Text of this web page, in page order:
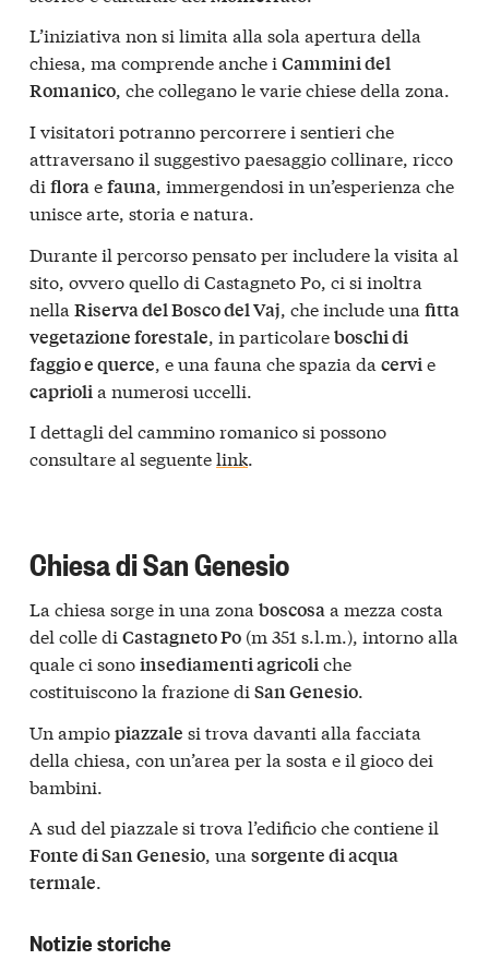
L’iniziativa non si limita alla sola apertura della
chiesa, ma comprende anche i Cammini del
Romanico, che collegano le varie chiese della zona.
I visitatori potranno percorrere i sentieri che
attraversano il suggestivo paesaggio collinare, ricco
di floraefauna, immergendosi in un’esperienza che
unisce arte, storia e natura.
Durante il percorso pensato per includere la visita al
sito, ovvero quello di Castagneto Po, ci si inoltra
nella Riserva del Bosco del Vaj, che include una fitta
vegetazione forestale, in particolareboschi di
faggio e querce, e una fauna che spazia da cervie
capriolia numerosi uccelli.
I dettagli del cammino romanico si possono
consultare al seguentelink.
Chiesa di San Genesio
La chiesa sorge in una zona boscosaa mezza costa
del colle di Castagneto Po (m 351 s.l.m.), intorno alla
quale ci sonoinsediamenti agricoliche
costituiscono la frazione di San Genesio.
Un ampiopiazzale si trova davanti alla facciata
della chiesa, con un’area per la sosta e il gioco dei
bambini.
A sud del piazzale si trova l’edificio che contiene il
Fonte di San Genesio, una sorgente di acqua
termale.
Notizie storiche